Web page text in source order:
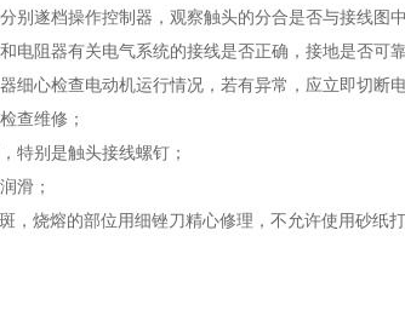
别遂档操作控制器，观察触头的分合是否与接线图
电阻器有关电气系统的接线是否正确，接地是否可靠
细心检查电动机运行情况，若有异常，应立即切断
查维修；
特别是触头接线螺钉；
滑；
，烧熔的部位用细锉刀精心修理，不允许使用砂纸打